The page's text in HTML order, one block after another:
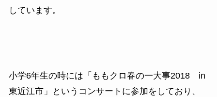
しています。
小学6年生の時には「ももクロ春の一大事2018 in
東近江市」というコンサートに参加をしており、